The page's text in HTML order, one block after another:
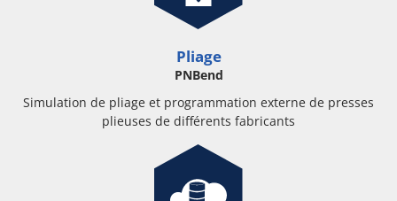
Pliage
PNBend
Simulation de pliage et programmation externe de presses
plieuses de différents fabricants